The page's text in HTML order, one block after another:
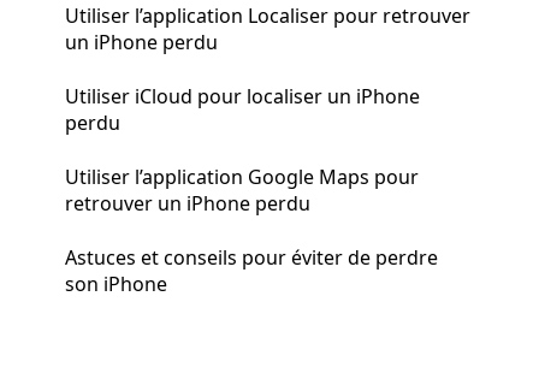
Utiliser l’application Localiser pour retrouver
un iPhone perdu
Utiliser iCloud pour localiser un iPhone
perdu
Utiliser l’application Google Maps pour
retrouver un iPhone perdu
Astuces et conseils pour éviter de perdre
son iPhone